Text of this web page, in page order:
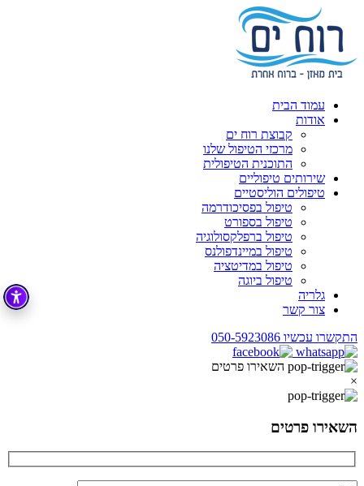
עמוד הבית
אודות
קבוצת רוח ים
מרכזי הטיפול שלנו
התוכנית הטיפולית
שירותים טיפוליים
טיפולים הוליסטיים
טיפול בפסיכודרמה
טיפול בספורט
טיפול ברפלקסולוגיה
טיפול במיינדפולנס
טיפול במדיטציה
טיפול ביוגה
גלריה
צור קשר
התקשרו עכשיו 050-5923086
השאירו פרטים
×
השאירו פרטים